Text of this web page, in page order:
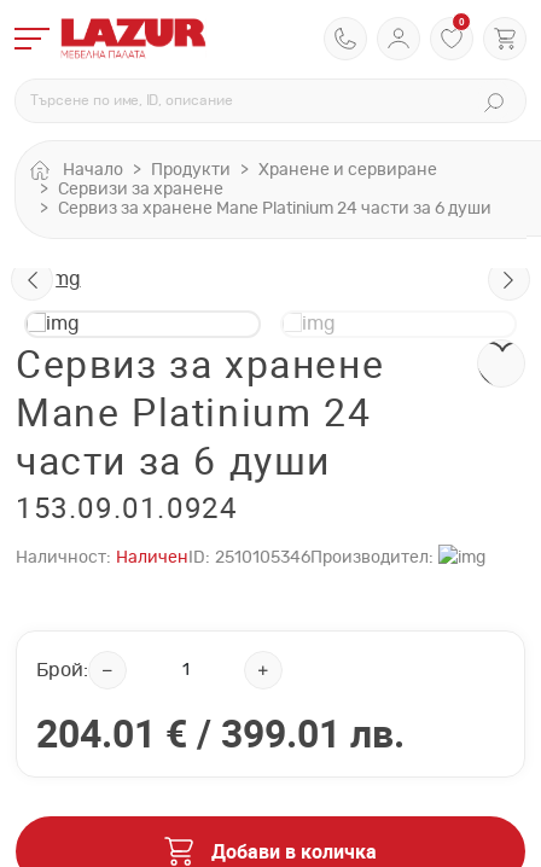
0
Начало Продукти
Хранене и сервиране
Сервизи за хранене
Сервиз за хранене Mane Platinium 24 части за 6 души
Сервиз за хранене
Mane Platinium 24
части за 6 души
153.09.01.0924
Наличност: Наличен ID: 2510105346 Производител:
Брой:
204.01 € / 399.01 лв.
Добави в количка